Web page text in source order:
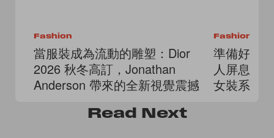
Fashion
當服裝成為流動的雕塑：Dior
2026 秋冬高訂，Jonathan
Anderson 帶來的全新視覺震撼
Fashion
準備好邂
人屏息的
女裝系列
Read Next